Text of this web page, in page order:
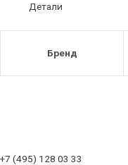
Детали
Бренд
+7 (495) 128 03 33